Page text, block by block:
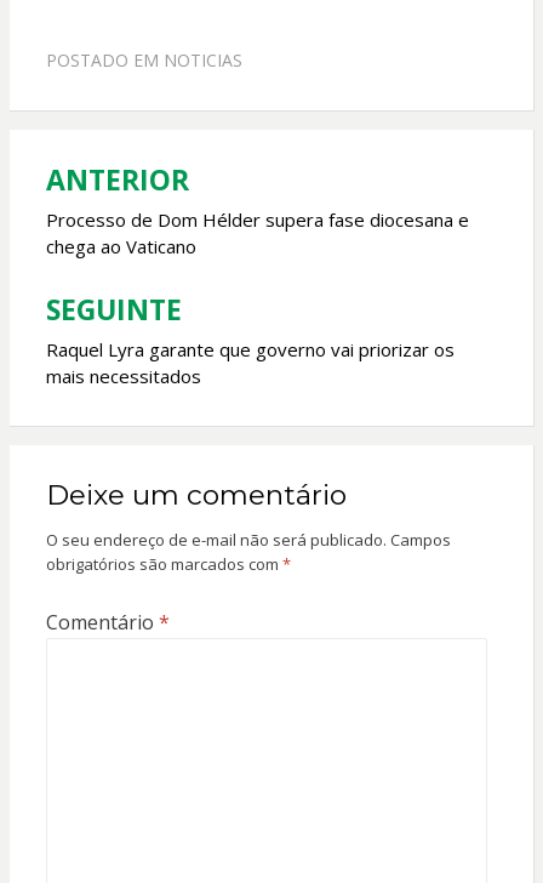
e
o
k
A
p
POSTADO EM NOTICIAS
Navegação
de
Post
ANTERIOR
Processo de Dom Hélder supera fase diocesana e
chega ao Vaticano
SEGUINTE
Raquel Lyra garante que governo vai priorizar os
mais necessitados
Deixe um comentário
O seu endereço de e-mail não será publicado. Campos
obrigatórios são marcados com *
Comentário *